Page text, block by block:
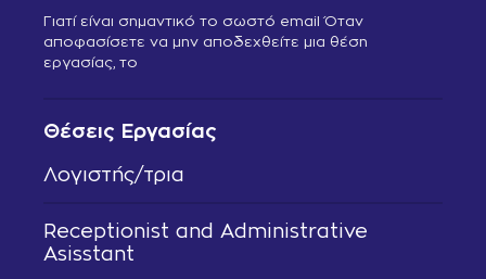
Θέσεις Εργασίας
Λογιστής/τρια
Receptionist and Administrative
Asisstant
Γιατί είναι σημαντικό το σωστό email Όταν
αποφασίσετε να μην αποδεχθείτε μια θέση
εργασίας, το